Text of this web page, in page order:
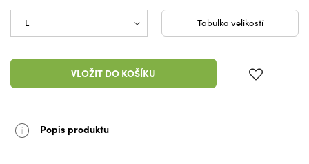
Tabulka velikostí
VLOŽIT DO KOŠÍKU
Popis produktu